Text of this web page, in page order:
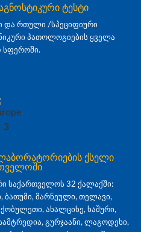
ტესტი
და რთული /სპეციფიური
პათოლოგიების ყველა
სფეროში.
ქსელი
საქართველოს 32 ქალაქში:
ბათუმი, მარნეული, თელავი,
ახალციხე, ხაშური,
გურჯაანი, ლაგოდეხი,